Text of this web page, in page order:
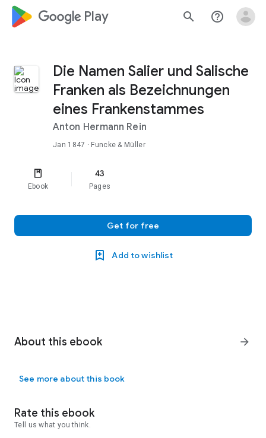
google_logo Play search help_outline
Die Namen Salier und Salische
Franken als Bezeichnungen
eines Frankenstammes
Anton Hermann Rein
Jan 1847 · Funcke & Müller
Ebook
43
Pages
Get for free
Add to wishlist
About this ebook arrow_forward
See more about this book
Rate this ebook
Tell us what you think.